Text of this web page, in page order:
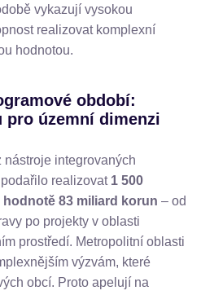
vykazují vysokou
realizovat komplexní
hodnotou.
období:
územní dimenzi
integrovaných
realizovat 1 500
83 miliard korun – od
po projekty v oblasti
prostředí. Metropolitní oblasti
výzvám, které
obcí. Proto apelují na